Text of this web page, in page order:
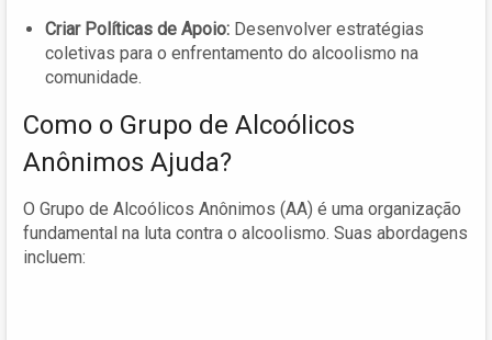
Criar Políticas de Apoio: Desenvolver estratégias
coletivas para o enfrentamento do alcoolismo na
comunidade.
Como o Grupo de Alcoólicos
Anônimos Ajuda?
O Grupo de Alcoólicos Anônimos (AA) é uma organização
fundamental na luta contra o alcoolismo. Suas abordagens
incluem: